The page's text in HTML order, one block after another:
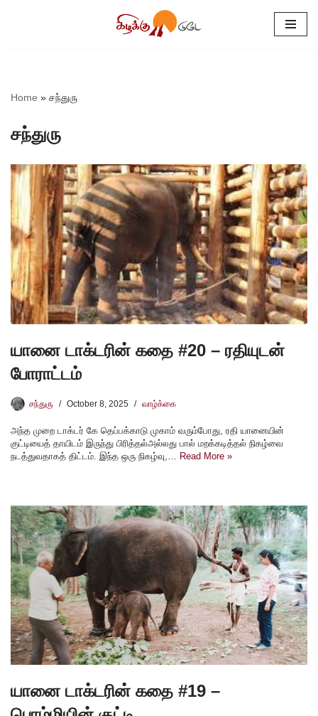
Home » சந்துரு
சந்துரு
யானை டாக்டரின் கதை #20 – ரதியுடன்
போராட்டம்
சந்துரு October 8, 2025 வாழ்க்கை
அந்த முறை டாக்டர் கே தெப்பக்காடு முகாம் வரும்போது, ரதி யானையின்
குட்டியைத் தாயிடம் இருந்து பிரித்தல்அல்லது பால் மறக்கடித்தல் நிகழ்வை
நடத்துவதாகத் திட்டம். இந்த ஒரு நிகழ்வு,… Read More »
யானை டாக்டரின் கதை #19 –